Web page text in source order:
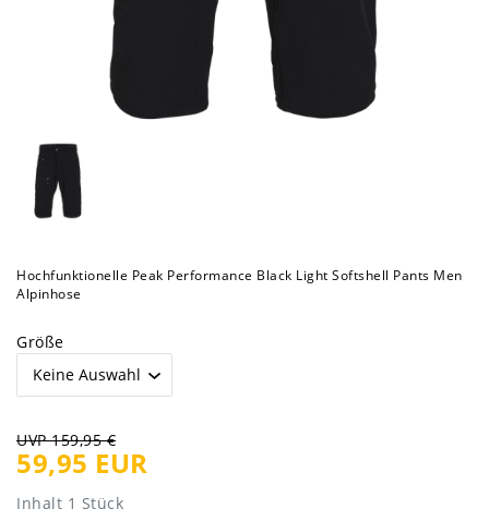
Hochfunktionelle Peak Performance Black Light Softshell Pants Men
Alpinhose
Größe
UVP 159,95 €
59,95 EUR
Inhalt 1 Stück